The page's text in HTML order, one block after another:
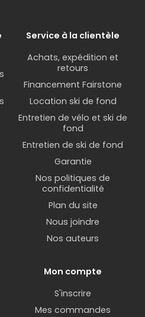
Service à la clientèle
Achats, expédition et
retours
Financement Fairstone
Location ski de fond
Entretien de vélo et ski de
fond
Entretien de ski de fond
Garantie
Nos politiques de
confidentialité
Plan du site
Nous joindre
Nos auteurs
Mon compte
S'inscrire
Mes commandes